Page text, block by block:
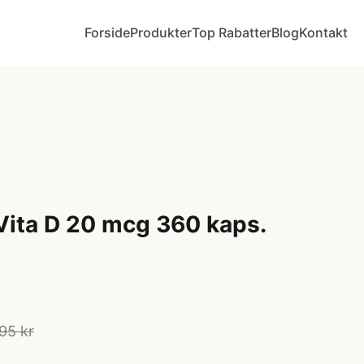
ForsideProdukterTop RabatterBlogKontakt
D 20 mcg 360 kaps.
kr